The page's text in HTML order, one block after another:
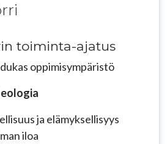
toiminta-ajatus
oppimisympäristö
ja elämyksellisyys
iloa